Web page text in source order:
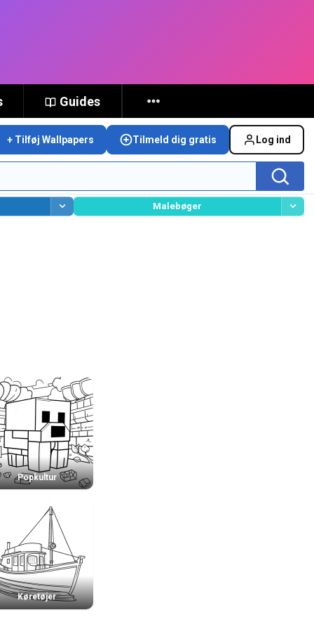
Guides
+ Tilføj Wallpapers Tilmeld dig gratis Log ind
Malebøger
Popkultur
Køretøjer